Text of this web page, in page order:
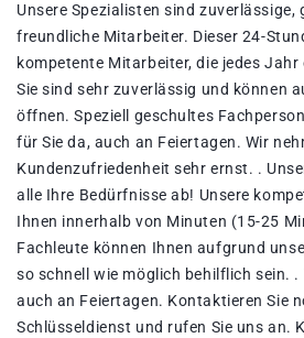
Unsere Spezialisten sind zuverlässige,
freundliche Mitarbeiter. Dieser 24-
kompetente Mitarbeiter, die jedes Jahr
Sie sind sehr zuverlässig und können
öffnen. Speziell geschultes
für Sie da, auch an Feiertagen. Wir
Kundenzufriedenheit sehr ernst. .
alle Ihre Bedürfnisse ab! Unsere
Ihnen innerhalb von Minuten (15-25
Fachleute können Ihnen aufgrund
so schnell wie möglich behilflich sein.
auch an Feiertagen. Kontaktieren Sie
Schlüsseldienst und rufen Sie uns an.